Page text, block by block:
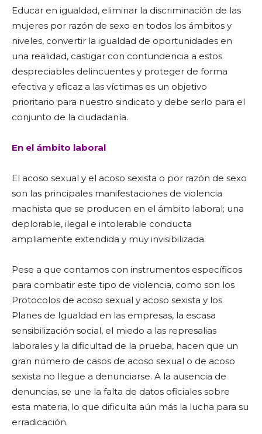
Educar en igualdad, eliminar la discriminación de las
mujeres por razón de sexo en todos los ámbitos y
niveles, convertir la igualdad de oportunidades en
una realidad, castigar con contundencia a estos
despreciables delincuentes y proteger de forma
efectiva y eficaz a las víctimas es un objetivo
prioritario para nuestro sindicato y debe serlo para el
conjunto de la ciudadanía.
En el ámbito laboral
El acoso sexual y el acoso sexista o por razón de sexo
son las principales manifestaciones de violencia
machista que se producen en el ámbito laboral; una
deplorable, ilegal e intolerable conducta
ampliamente extendida y muy invisibilizada.
Pese a que contamos con instrumentos específicos
para combatir este tipo de violencia, como son los
Protocolos de acoso sexual y acoso sexista y los
Planes de Igualdad en las empresas, la escasa
sensibilización social, el miedo a las represalias
laborales y la dificultad de la prueba, hacen que un
gran número de casos de acoso sexual o de acoso
sexista no llegue a denunciarse. A la ausencia de
denuncias, se une la falta de datos oficiales sobre
esta materia, lo que dificulta aún más la lucha para su
erradicación.